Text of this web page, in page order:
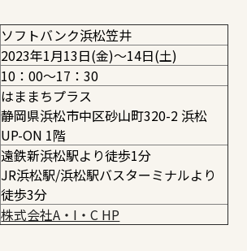
ソフトバンク浜松笠井
2023年1月13日(金)～14日(土)
10：00～17：30
はままちプラス
静岡県浜松市中区砂山町320-2 浜松
UP-ON 1階
遠鉄新浜松駅より徒歩1分
JR浜松駅/浜松駅バスターミナルより
徒歩3分
株式会社A・I・C HP